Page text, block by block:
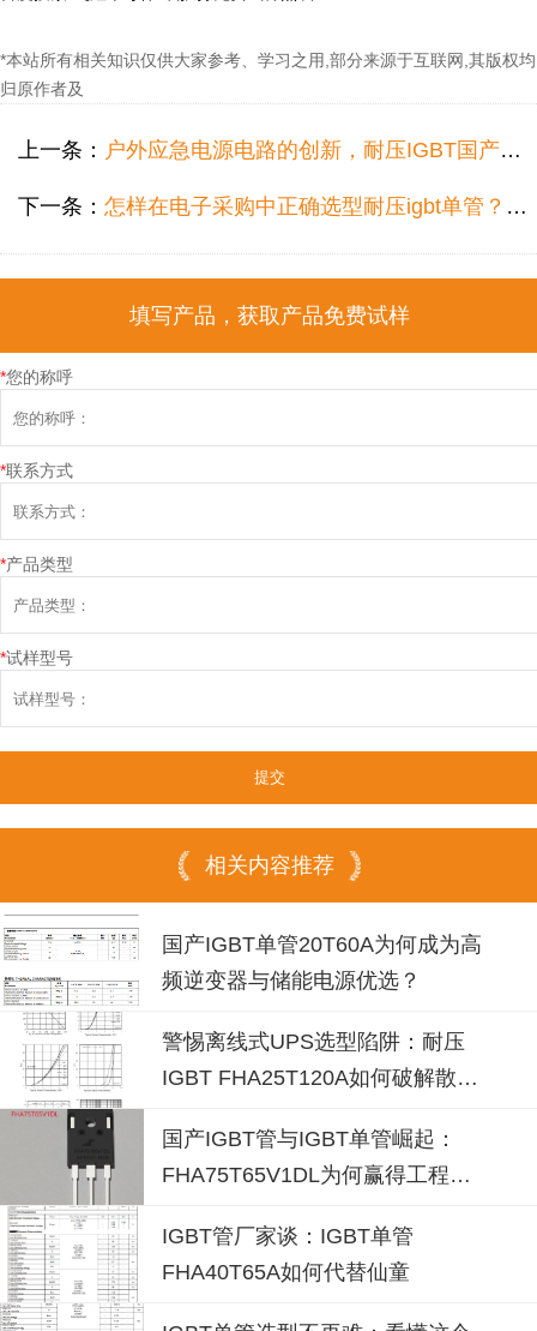
*本站所有相关知识仅供大家参考、学习之用,部分来源于互联网,其版权均
归原作者及
上一条： 户外应急电源电路的创新，耐压IGBT国产FHA40T65A型号应该怎样成为佼佼者
下一条： 怎样在电子采购中正确选型耐压igbt单管？FHA25T120A的案例分析
填写产品，获取产品免费试样
*您的称呼
*联系方式
*产品类型
*试样型号
相关内容推荐
国产IGBT单管20T60A为何成为高
频逆变器与储能电源优选？
警惕离线式UPS选型陷阱：耐压
IGBT FHA25T120A如何破解散热
国产IGBT管与IGBT单管崛起：
FHA75T65V1DL为何赢得工程师
IGBT管厂家谈：IGBT单管
FHA40T65A如何代替仙童